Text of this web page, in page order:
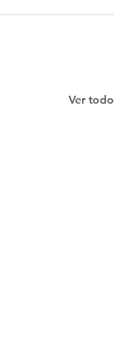
Ver todo